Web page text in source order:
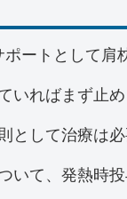
ートとして肩
いればまず止
として治療は必
いて、発熱時